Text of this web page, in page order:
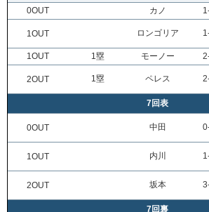
0OUT
カノ
1OUT ロンゴリア
1OUT
1塁 モーノー
2OUT 1塁 ペレス
7回表
0OUT 中田
1OUT 内川
2OUT 坂本
7回裏